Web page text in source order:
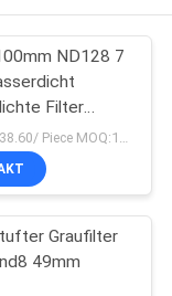
ND128 7
Filter
Kamera
$15.20 - $38.60/ Piece MOQ:100
Graufilter
49mm